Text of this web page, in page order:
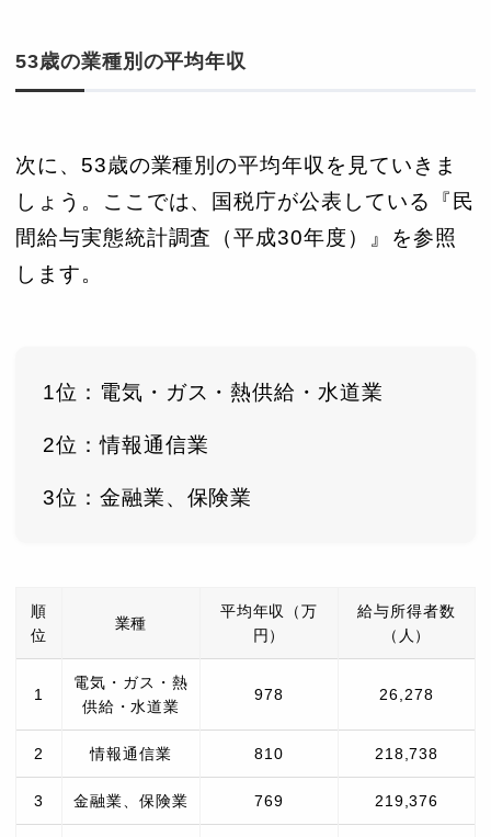
53歳の業種別の平均年収
次に、53歳の業種別の平均年収を見ていきま
しょう。ここでは、国税庁が公表している『民
間給与実態統計調査（平成30年度）』を参照
します。
1位：電気・ガス・熱供給・水道業
2位：情報通信業
3位：金融業、保険業
順
位
業種
平均年収（万
円）
給与所得者数
（人）
1
電気・ガス・熱
供給・水道業
978 26,278
2 情報通信業 810 218,738
3 金融業、保険業 769 219,376